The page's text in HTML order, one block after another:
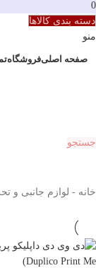
0
دسته بندی کالاها
منو
صفحه اصلیفروشگاه
جستجو
خانه - لوازم جانبی و